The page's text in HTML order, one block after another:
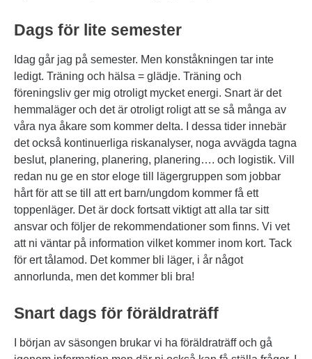
Dags för lite semester
Idag går jag på semester. Men konståkningen tar inte
ledigt. Träning och hälsa = glädje. Träning och
föreningsliv ger mig otroligt mycket energi. Snart är det
hemmaläger och det är otroligt roligt att se så många av
våra nya åkare som kommer delta. I dessa tider innebär
det också kontinuerliga riskanalyser, noga avvägda tagna
beslut, planering, planering, planering…. och logistik. Vill
redan nu ge en stor eloge till lägergruppen som jobbar
hårt för att se till att ert barn/ungdom kommer få ett
toppenläger. Det är dock fortsatt viktigt att alla tar sitt
ansvar och följer de rekommendationer som finns. Vi vet
att ni väntar på information vilket kommer inom kort. Tack
för ert tålamod. Det kommer bli läger, i år något
annorlunda, men det kommer bli bra!
Snart dags för föräldraträff
I början av säsongen brukar vi ha föräldraträff och gå